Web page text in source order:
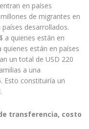
en países
de migrantes en
desarrollados.
a quienes están en
están en países
un total de USD 220
a una
Esto constituiría un
transferencia, costo